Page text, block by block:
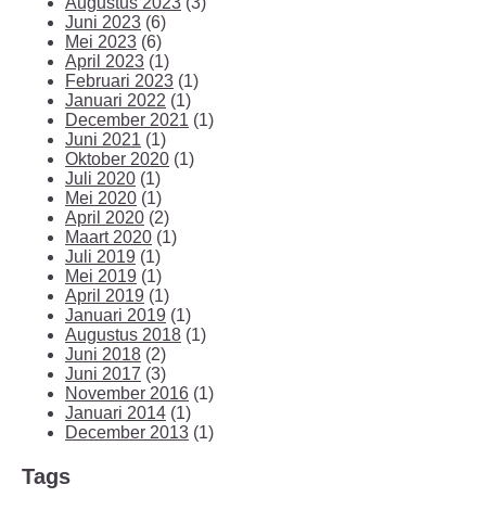
Juni 2023 (6)
Mei 2023 (6)
April 2023 (1)
Februari 2023 (1)
Januari 2022 (1)
December 2021 (1)
Juni 2021 (1)
Oktober 2020 (1)
Juli 2020 (1)
Mei 2020 (1)
April 2020 (2)
Maart 2020 (1)
Juli 2019 (1)
Mei 2019 (1)
April 2019 (1)
Januari 2019 (1)
Augustus 2018 (1)
Juni 2018 (2)
Juni 2017 (3)
November 2016 (1)
Januari 2014 (1)
December 2013 (1)
Tags